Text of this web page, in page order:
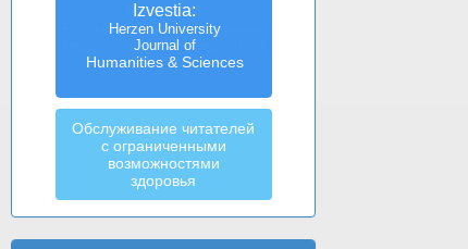
Izvestia:
Herzen University
Journal of
Humanities & Sciences
Обслуживание читателей
с ограниченными
возможностями
здоровья